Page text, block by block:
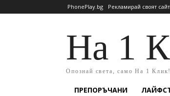
PhonePlay.bg Рекламирай своят
На 1
Опознай света, само На 1 Клик!
ПРЕПОРЪЧАНИ